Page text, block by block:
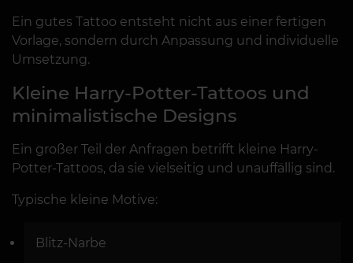
Ein gutes Tattoo entsteht nicht aus einer fertigen
Vorlage, sondern durch Anpassung und individuelle
Umsetzung.
Kleine Harry-Potter-Tattoos und
minimalistische Designs
Ein großer Teil der Anfragen betrifft kleine Harry-
Potter-Tattoos, da sie vielseitig und unauffällig sind.
Typische kleine Motive:
Blitz-Narbe